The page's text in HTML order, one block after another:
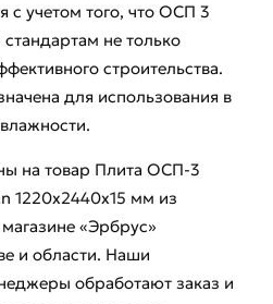
с учетом того, что ОСП 3
стандартам не только
строительства.
для использования в
на товар Плита ОСП-3
1220х2440х15 мм из
магазине «Эрбрус»
и области. Наши
обработают заказ и